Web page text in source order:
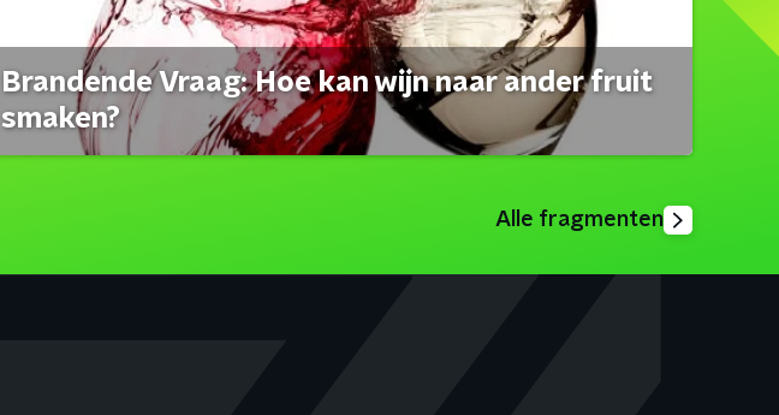
Brandende Vraag: Hoe kan wijn naar ander fruit
smaken?
Alle fragmenten